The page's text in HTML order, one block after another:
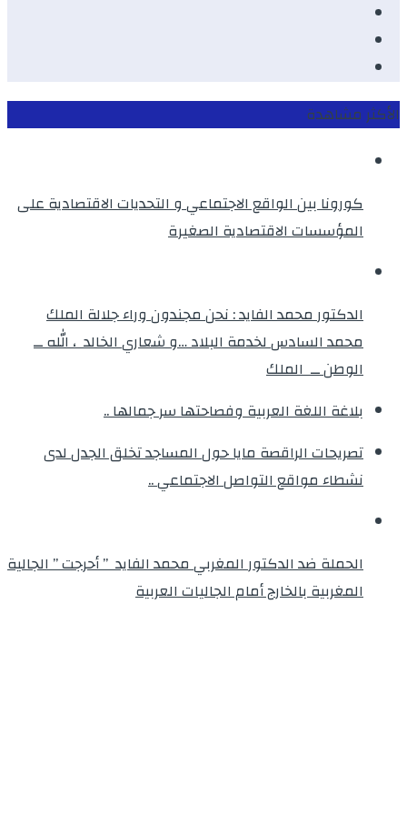
الأكثر مشاهدة
كورونا بين الواقع الاجتماعي و التحديات الاقتصادية على
المؤسسات الاقتصادية الصغيرة
الدكتور محمد الفايد : نحن مجندون وراء جلالة الملك
محمد السادس لخدمة البلاد …و شعاري الخالد ، الله ــ
الوطن ــ الملك
بلاغة اللغة العربية وفصاحتها سر جمالها ..
تصريحات الراقصة مايا حول المساجد تخلق الجدل لدى
نشطاء مواقع التواصل الاجتماعي ..
الحملة ضد الدكتور المغربي محمد الفايد ” أحرجت ” الجالية
المغربية بالخارج أمام الجاليات العربية